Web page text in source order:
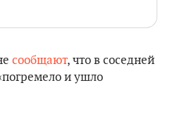
сообщают, что в соседней
и ушло